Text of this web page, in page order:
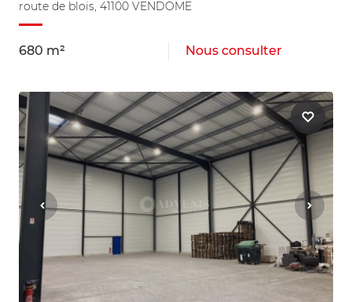
route de blois, 41100 VENDOME
680 m² Nous consulter